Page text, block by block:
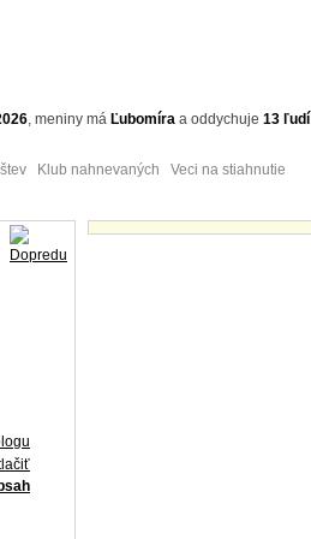
, meniny má Ľubomíra a oddychuje 13 ľudí
Klub nahnevaných Veci na stiahnutie